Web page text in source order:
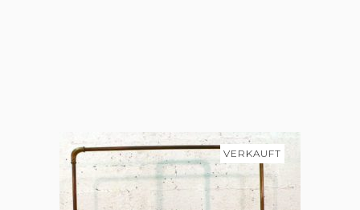
VERKAUFT